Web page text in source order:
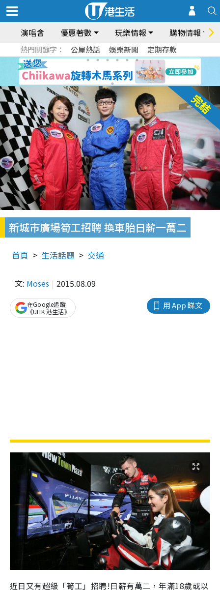
演唱會 優惠著數 玩樂情報 購物情報
熱門關鍵字： 公屋熱話 娛樂新聞 定期存款
新城市廣場筍工招聘 換車胎日薪一萬二
首頁 生活話題 交通
文: Moses 2015.08.09
用 App 睇文
在Google追蹤
《UHK 港生活》
近日又有超級「筍工」招聘!日薪有萬二，年滿18歲或以